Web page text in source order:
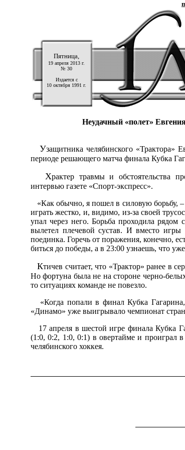
Пятница,
19 апреля 2013 г.
№ 30
Издается с
10 октября 1991 г.
Неудачный «полет»
Узащитника челябинского «Трактора»
периоде решающего матча финала Кубка
Храктер травмы и обстоятельства
интервью газете «Спорт-экспресс».
«Как обычно, я пошел в силовую борьбу, –
играть жестко, и, видимо, из-за своей
упал через него. Борьба проходила рядом
вылетел плечевой сустав. И вместо
поединка. Горечь от поражения, конечно,
биться до победы, а в 23:00 узнаешь, что
Ктичев считает, что «Трактор» ранее в
Но фортуна была не на стороне черно-
то ситуациях команде не повезло.
«Когда попали в финал Кубка
«Динамо» уже выигрывало чемпионат
17 апреля в шестой игре финала Кубка
(1:0, 0:2, 1:0, 0:1) в овертайме и проиграл
челябинского хоккея.